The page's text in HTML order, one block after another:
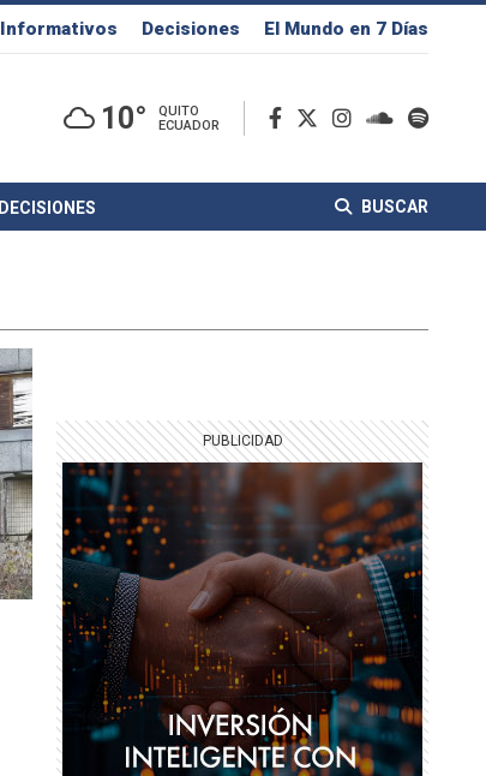
Informativos Decisiones El Mundo en 7 Días
10°
QUITO
ECUADOR
DECISIONES BUSCAR